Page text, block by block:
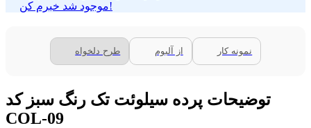
موجود شد خبرم کن!
طرح دلخواه از آلبوم نمونه کار
توضیحات پرده سیلوئت تک رنگ سبز کد
COL-09